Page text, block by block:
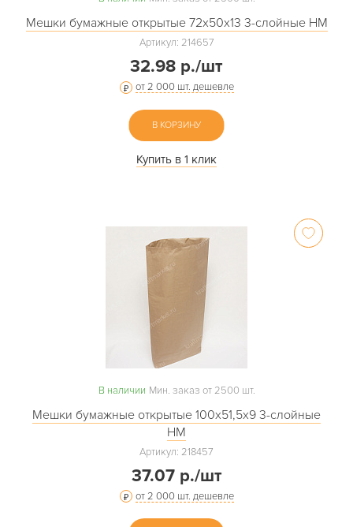
Мешки бумажные открытые 72х50х13 3-слойные НМ
Артикул: 214657
32.98 р./шт
от 2 000 шт. дешевле
В КОРЗИНУ
Купить в 1 клик
В наличии Мин. заказ от 2500 шт.
Мешки бумажные открытые 100х51,5х9 3-слойные
НМ
Артикул: 218457
37.07 р./шт
от 2 000 шт. дешевле